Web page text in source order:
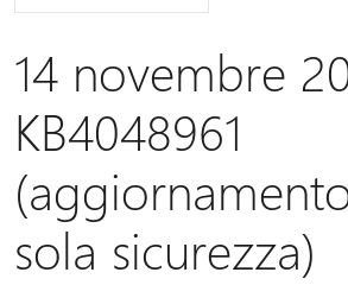
14 novembre
KB4048961
sola sicurezza)